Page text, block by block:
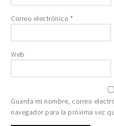
Correo electrónico *
Web
Guarda mi nombre, correo
navegador para la próxima vez